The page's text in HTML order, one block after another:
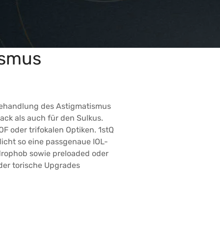
des Astigmatismus
als auch für den Sulkus.
oder trifokalen Optiken. 1stQ
so eine passgenaue IOL-
sowie preloaded oder
torische Upgrades